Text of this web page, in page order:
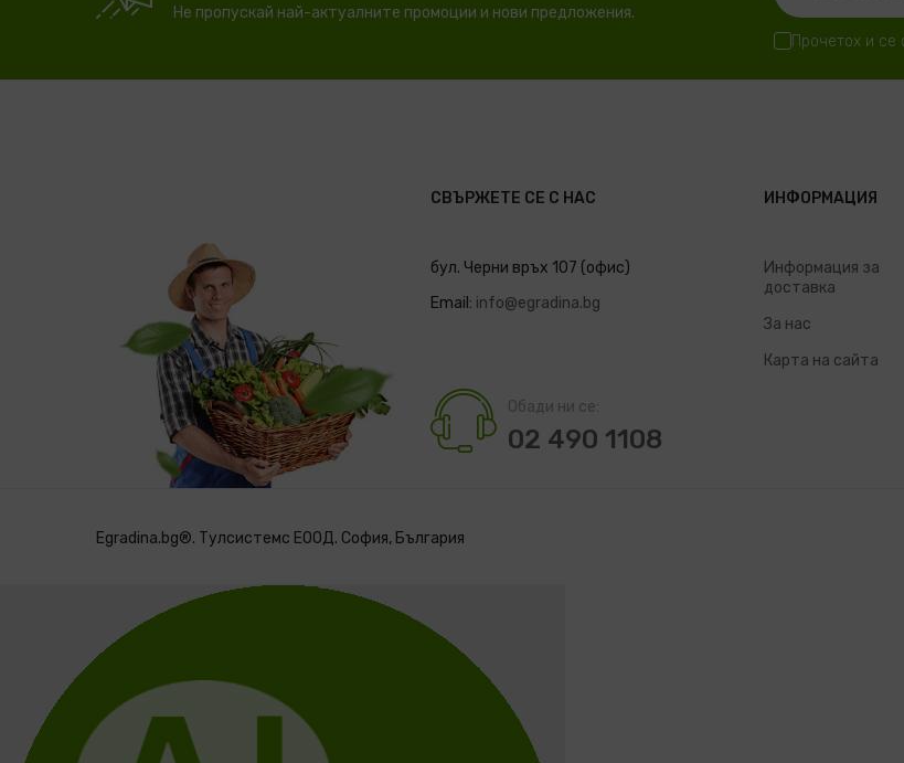
Не пропускай най-актуалните промоции и нови предложения.
Прочетох и се
СВЪРЖЕТЕ СЕ С НАС
бул. Черни връх 107 (офис)
Email: info@egradina.bg
Обади ни се:
02 490 1108
ИНФОРМАЦИЯ
Информация за
доставка
За нас
Карта на сайта
Egradina.bg®. Тулсистемс ЕООД. София, България